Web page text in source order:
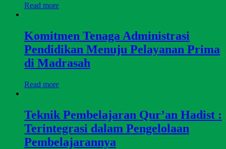
Read more
Komitmen Tenaga Administrasi
Pendidikan Menuju Pelayanan Prima
di Madrasah
Read more
Teknik Pembelajaran Qur’an Hadist :
Terintegrasi dalam Pengelolaan
Pembelajarannya